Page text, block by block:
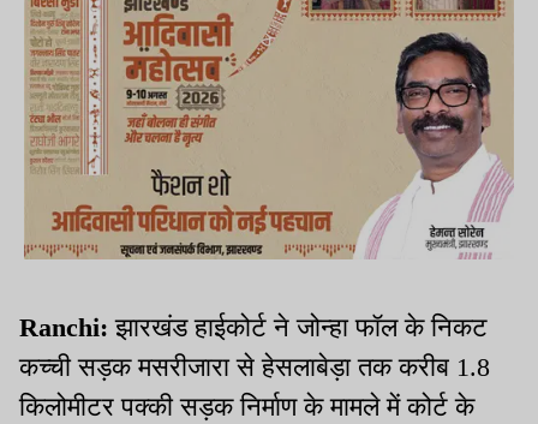
Ranchi:झारखंड हाईकोर्ट ने जोन्हा फॉल के निकट
कच्ची सड़क मसरीजारा से हेसलाबेड़ा तक करीब 1.8
किलोमीटर पक्की सड़क निर्माण के मामले में कोर्ट के